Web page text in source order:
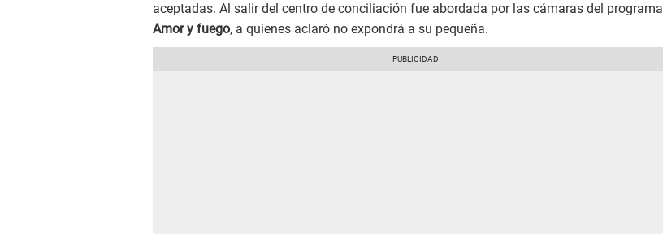
aceptadas. Al salir del centro de conciliación fue abordada por las cámaras del programa
Amor y fuego, a quienes aclaró no expondrá a su pequeña.